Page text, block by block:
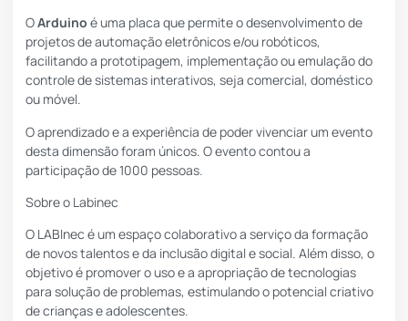
OArduino é uma placa que permite o desenvolvimento de
projetos de automação eletrônicos e/ou robóticos,
facilitando a prototipagem, implementação ou emulação do
controle de sistemas interativos, seja comercial, doméstico
ou móvel.
O aprendizado e a experiência de poder vivenciar um evento
desta dimensão foram únicos. O evento contou a
participação de 1000 pessoas.
Sobre o Labinec
O LABInec é um espaço colaborativo a serviço da formação
de novos talentos e da inclusão digital e social. Além disso, o
objetivo é promover o uso e a apropriação de tecnologias
para solução de problemas, estimulando o potencial criativo
de crianças e adolescentes.